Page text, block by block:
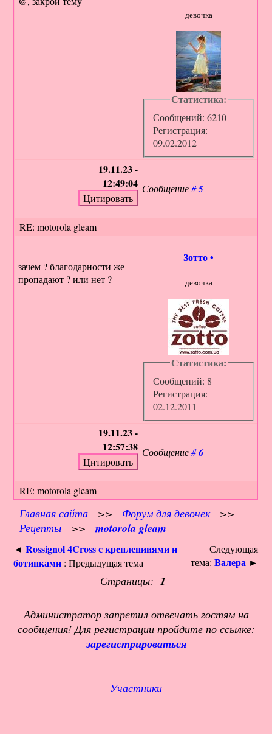
девочка
Статистика:
Сообщений: 6210
Регистрация:
09.02.2012
19.11.23 -
12:49:04 Сообщение#5
RE: motorola gleam
зачем ? благодарности же
пропадают ? или нет ?
Зотто•
девочка
Статистика:
Сообщений: 8
Регистрация:
02.12.2011
19.11.23 -
12:57:38 Сообщение#6
RE: motorola gleam
Главная сайта >> Форум для девочек
>>
Рецепты
>>motorola gleam
◄Rossignol 4Cross с крепленииями и
ботинками : Предыдущая тема
Следующая
тема:Валера ►
Страницы: 1
Администратор запретил отвечать гостям на
сообщения! Для регистрации пройдите по ссылке:
зарегистрироваться
Участники